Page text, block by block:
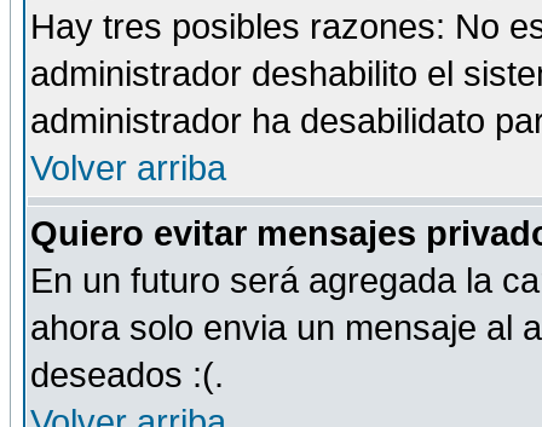
Hay tres posibles razones: No
administrador deshabilito el
administrador ha desabilidato
Volver arriba
Quiero evitar mensajes
En un futuro será agregada la
ahora solo envia un mensaje al
deseados :(.